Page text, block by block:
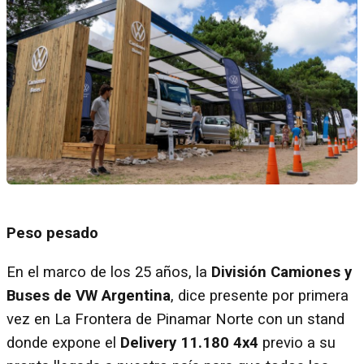
Peso pesado
En el marco de los 25 años, la División Camiones y
Buses de VW Argentina, dice presente por primera
vez en La Frontera de Pinamar Norte con un stand
donde expone el Delivery 11.180 4x4 previo a su